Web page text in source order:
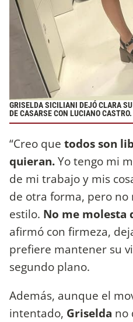
GRISELDA SICILIANI DEJÓ CLARA
DE CASARSE CON LUCIANO CASTRO.
“Creo que todos son
quieran.Yo tengo mi
de mi trabajo y mis
de otra forma, pero no
estilo. No me molesta
afirmó con firmeza,
prefiere mantener su
segundo plano.
Además, aunque el
intentado, Griselda no